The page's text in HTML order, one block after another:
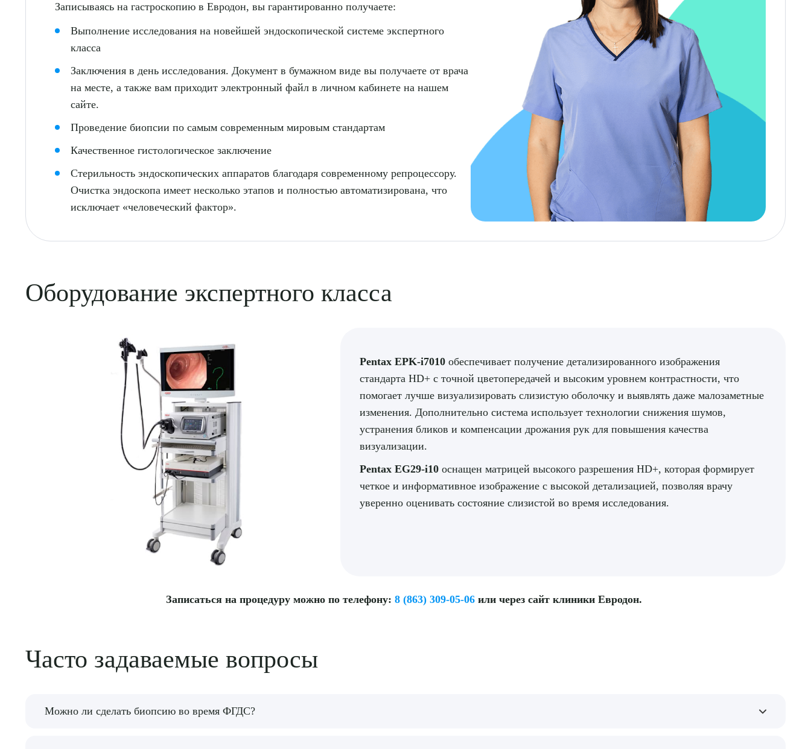
Записываясь на гастроскопию в Евродон, вы гарантированно получаете:
Выполнение исследования на новейшей эндоскопической системе экспертного
класса
Заключения в день исследования. Документ в бумажном виде вы получаете от врача
на месте, а также вам приходит электронный файл в личном кабинете на нашем
сайте.
Проведение биопсии по самым современным мировым стандартам
Качественное гистологическое заключение
Стерильность эндоскопических аппаратов благодаря современному репроцессору.
Очистка эндоскопа имеет несколько этапов и полностью автоматизирована, что
исключает «человеческий фактор».
Оборудование экспертного класса
Pentax EPK-i7010 обеспечивает получение детализированного изображения
стандарта HD+ с точной цветопередачей и высоким уровнем контрастности, что
помогает лучше визуализировать слизистую оболочку и выявлять даже малозаметные
изменения. Дополнительно система использует технологии снижения шумов,
устранения бликов и компенсации дрожания рук для повышения качества
визуализации.
Pentax EG29-i10 оснащен матрицей высокого разрешения HD+, которая формирует
четкое и информативное изображение с высокой детализацией, позволяя врачу
уверенно оценивать состояние слизистой во время исследования.
Записаться на процедуру можно по телефону: 8 (863) 309-05-06 или через сайт клиники Евродон.
Часто задаваемые вопросы
Можно ли сделать биопсию во время ФГДС?